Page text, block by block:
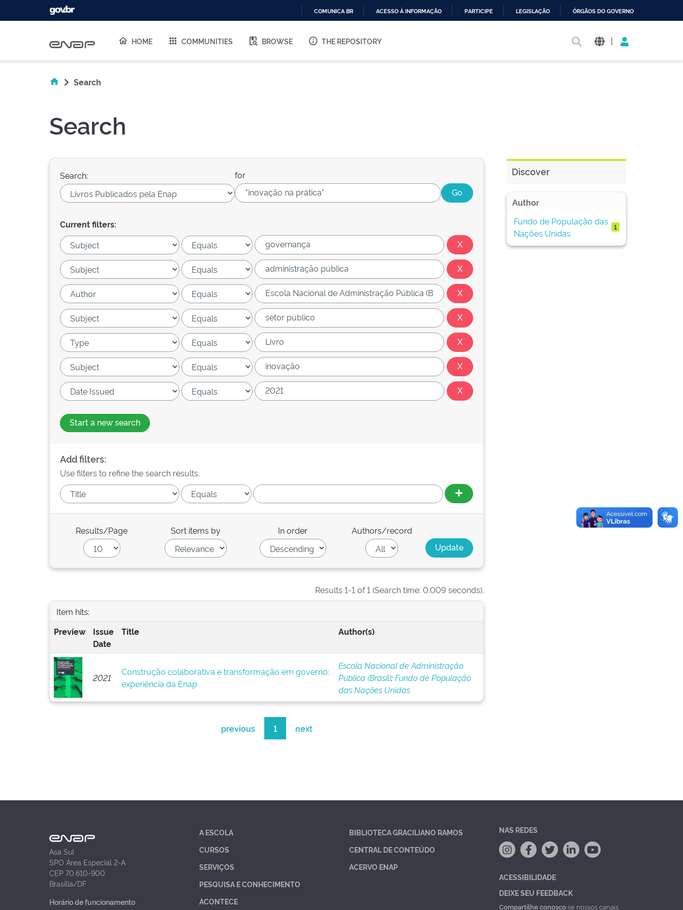
O
COMUNICA BR ACESSO À INFORMAÇÃO PARTICIPE LEGISLAÇÃO ÓRGÃOS DO GOVERNO
HOME COMMUNITIES BROWSE THE REPOSITORY |
Search
Search
Search: for
Current filters:
Start a new search
Add filters:
Use filters to refine the search results.
Results/Page Sort items by In order Authors/record
Results 1-1 of 1 (Search time: 0.009 seconds).
Item hits:
Preview
Issue
Date
Title Author(s)
2021
Construção colaborativa e transformação em governo:
experiência da Enap
Escola Nacional de Administração
Pública (Brasil);Fundo de População
das Nações Unidas
previous 1 next
Discover
Author
Fundo de População das
Nações Unidas
1
Asa Sul
SPO Área Especial 2-A
CEP 70.610-900
Brasília/DF
Horário de funcionamento
A ESCOLA
CURSOS
SERVIÇOS
PESQUISA E CONHECIMENTO
ACONTECE
BIBLIOTECA GRACILIANO RAMOS
CENTRAL DE CONTEÚDO
ACERVO ENAP
NAS REDES
ACESSIBILIDADE
DEIXE SEU FEEDBACK
Compartilhe conoscose nossos canais